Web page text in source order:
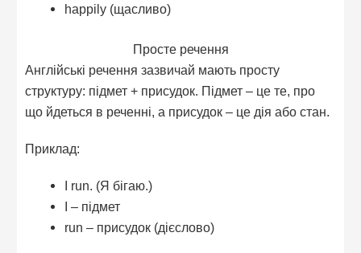
happily (щасливо)
Просте речення
Англійські речення зазвичай мають просту
структуру: підмет + присудок. Підмет – це те, про
що йдеться в реченні, а присудок – це дія або стан.
Приклад:
I run. (Я бігаю.)
I – підмет
run – присудок (дієслово)